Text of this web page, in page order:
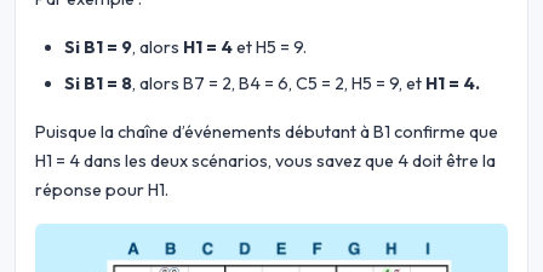
Si B1 = 9, alors H1 = 4et H5 = 9.
Si B1 = 8, alors B7 = 2, B4 = 6, C5 = 2, H5 = 9, et H1 = 4.
Puisque la chaîne d’événements débutant à B1 confirme que
H1 = 4 dans les deux scénarios, vous savez que 4 doit être la
réponse pour H1.